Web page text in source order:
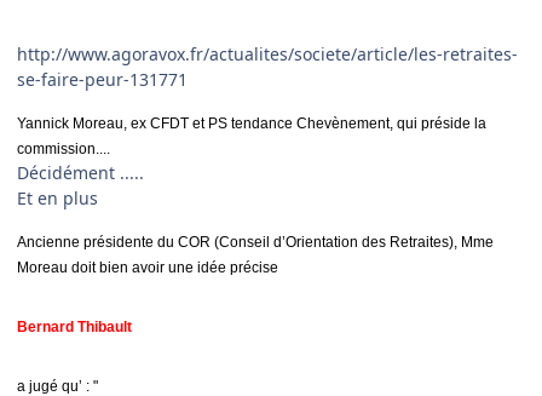
http://www.agoravox.fr/actualites/societe/article/les-retraites-
se-faire-peur-131771
Yannick Moreau, ex CFDT et PS tendance Chevènement, qui préside la
commission....
Décidément .....
Et en plus
Ancienne présidente du COR (Conseil d’Orientation des Retraites), Mme
Moreau doit bien avoir une idée précise
Bernard Thibault
a jugé qu’ : "